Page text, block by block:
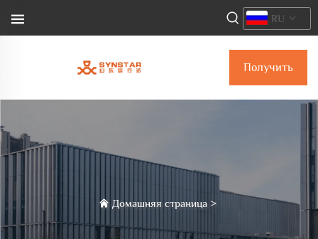
Получить
коммерческое
RU
Домашняя страница >